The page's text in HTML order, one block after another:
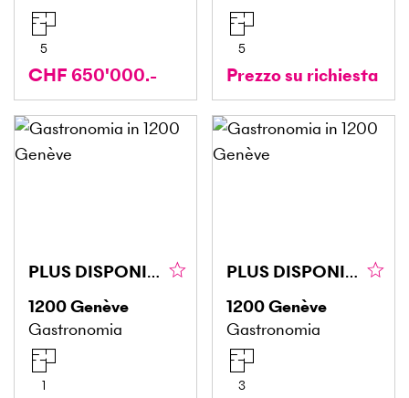
5
CHF 650'000.-
5
Prezzo su richiesta
PLUS DISPONIBLE PLUS DISPONIBLE
1200Genève
Gastronomia
1
PLUS DISPONIBLE PLUS DISPONIBLE
1200Genève
Gastronomia
3